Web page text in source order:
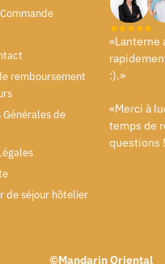
remboursement
Générales de
de séjour hôtelier
«Lanterne
:).»
«Merci à
temps de
questions
©Mandarin Oriental